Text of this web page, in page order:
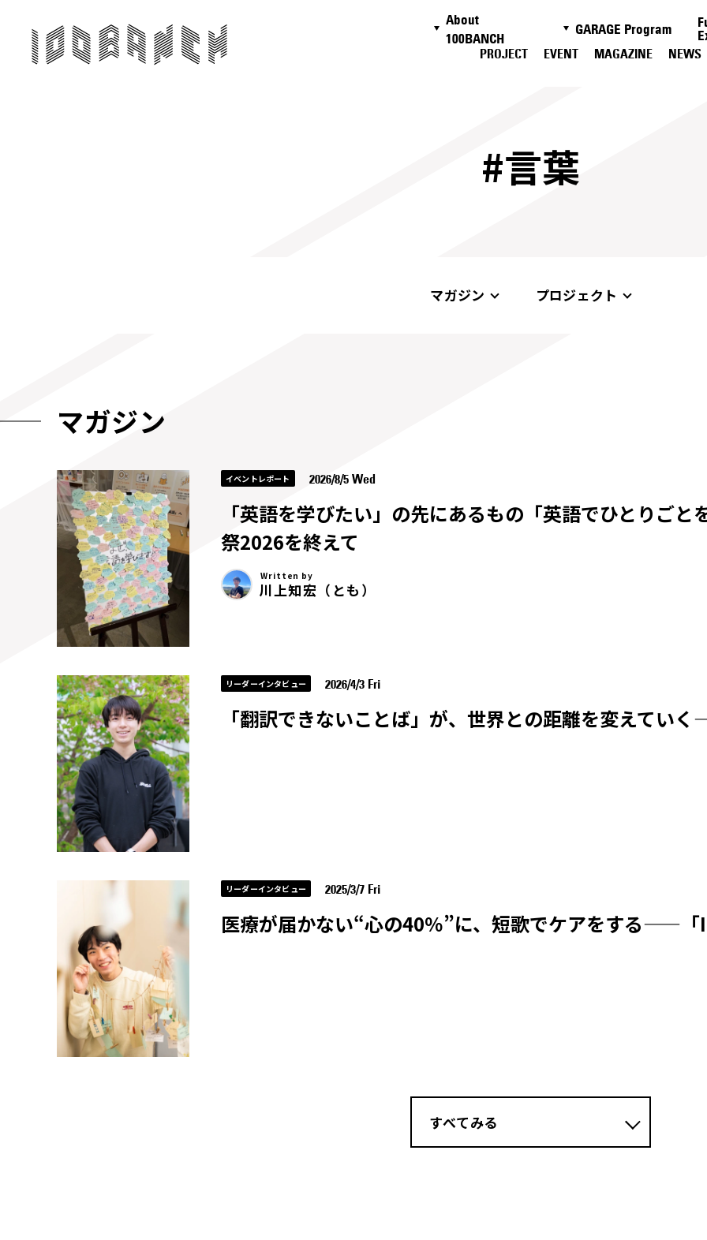
About
100BANCH
GARAGE Program
PROJECT
EVENT MAGAZINE NEWS
#言葉
マガジン プロジェクト
マガジン
イベントレポート 2026/8/5 Wed
「英語を学びたい」の先にあるもの「英語でひとりご
祭2026を終えて
Written by
川上知宏（とも）
リーダーインタビュー 2026/4/3 Fri
「翻訳できないことば」が、世界との距離を変えてい
リーダーインタビュー 2025/3/7 Fri
医療が届かない“心の40％”に、短歌でケアをする——
すべてみる